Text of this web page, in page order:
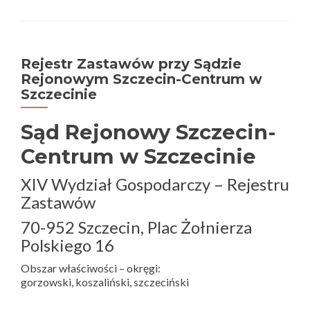
Rejestr Zastawów przy Sądzie
Rejonowym Szczecin-Centrum w
Szczecinie
Sąd Rejonowy Szczecin-
Centrum w Szczecinie
XIV Wydział Gospodarczy – Rejestru
Zastawów
70-952 Szczecin, Plac Żołnierza
Polskiego 16
Obszar właściwości – okręgi:
gorzowski, koszaliński, szczeciński